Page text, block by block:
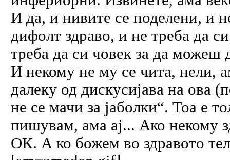
И да, и нивите се поделени, и
дифолт здраво, и не треба да
треба да си човек за да можеш
И некому не му се чита, нели,
далеку од дискусијава на ова
не се мачи за јаболки“. Тоа е
пишувам, ама ај... Ако некому
ОК. А ко божем во здравото